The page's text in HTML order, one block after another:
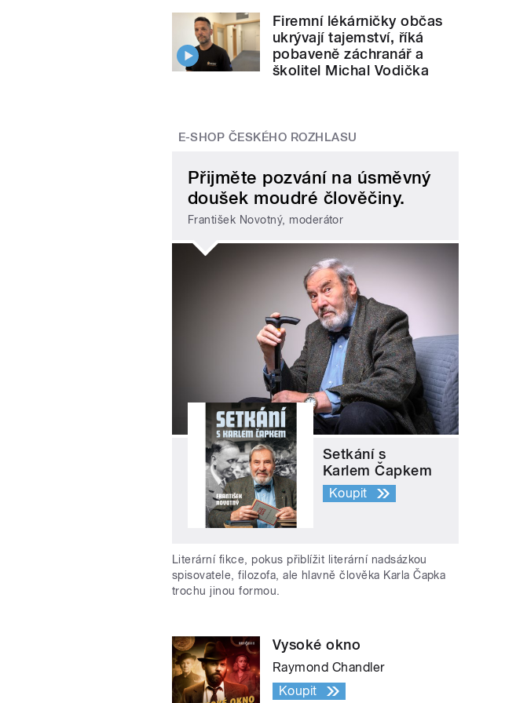
Firemní lékárničky občas
ukrývají tajemství, říká
pobaveně záchranář a
školitel Michal Vodička
E-SHOP ČESKÉHO ROZHLASU
Přijměte pozvání na úsměvný
doušek moudré člověčiny.
František Novotný, moderátor
Setkání s
Karlem Čapkem
Koupit
Literární fikce, pokus přiblížit literární nadsázkou
spisovatele, filozofa, ale hlavně člověka Karla Čapka
trochu jinou formou.
Vysoké okno
Raymond Chandler
Koupit